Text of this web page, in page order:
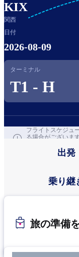
KIX
関西
日付
2026-08-09
ターミナル
T1 - H
フライトスケジュ
る場合がございま
出発
乗り継
旅の準備